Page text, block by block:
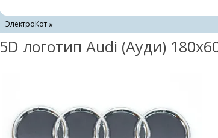
ЭлектроКот
5D логотип Audi (Ауди)